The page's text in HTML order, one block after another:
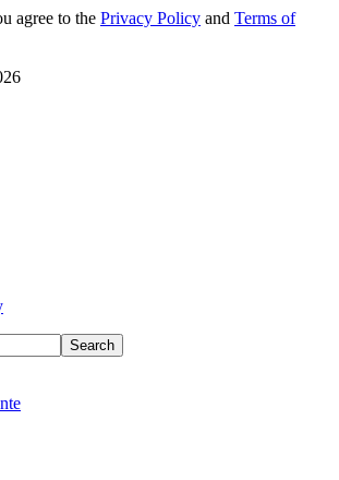
agree to the Privacy Policy and Terms of